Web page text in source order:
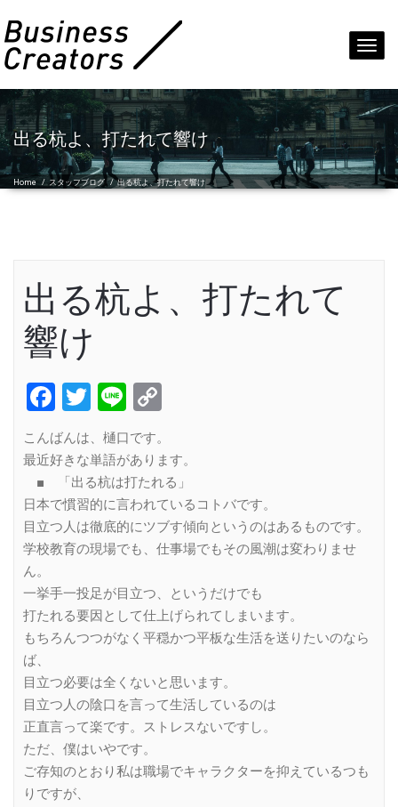
出る杭よ、打たれて響け
Home / スタッフブログ /出る杭よ、打たれて響け
出る杭よ、打たれて
響け
Facebook
Twitter
Line
こんばんは、樋口です。
最近好きな単語があります。
■ 「出る杭は打たれる」
日本で慣習的に言われているコトバです。
目立つ人は徹底的にツブす傾向というのはあるものです。
学校教育の現場でも、仕事場でもその風潮は変わりませ
ん。
一挙手一投足が目立つ、というだけでも
打たれる要因として仕上げられてしまいます。
もちろんつつがなく平穏かつ平板な生活を送りたいのなら
ば、
目立つ必要は全くないと思います。
目立つ人の陰口を言って生活しているのは
正直言って楽です。ストレスないですし。
ただ、僕はいやです。
ご存知のとおり私は職場でキャラクターを抑えているつも
りですが、